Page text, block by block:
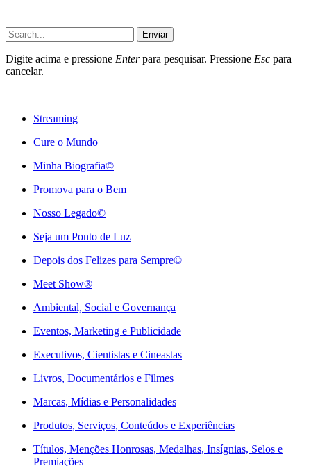
Enviar
Digite acima e pressione Enterpara pesquisar. Pressione Esc para
cancelar.
Streaming
Cure o Mundo
Minha Biografia©
Promova para o Bem
Nosso Legado©
Seja um Ponto de Luz
Depois dos Felizes para Sempre©️
Meet Show®
Ambiental, Social e Governança
Eventos, Marketing e Publicidade
Executivos, Cientistas e Cineastas
⁠Livros, Documentários e Filmes
Marcas, Mídias e Personalidades
⁠Produtos, Serviços, Conteúdos e Experiências
Títulos, Menções Honrosas, Medalhas, Insígnias, Selos e
Premiações